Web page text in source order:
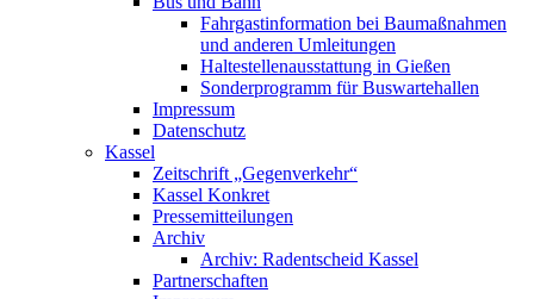
Fahrgastinformation bei Baumaßnahmen
und anderen Umleitungen
Haltestellenausstattung in Gießen
Sonderprogramm für Buswartehallen
Impressum
Datenschutz
Kassel
Zeitschrift „Gegenverkehr“
Kassel Konkret
Pressemitteilungen
Archiv
Archiv: Radentscheid Kassel
Partnerschaften